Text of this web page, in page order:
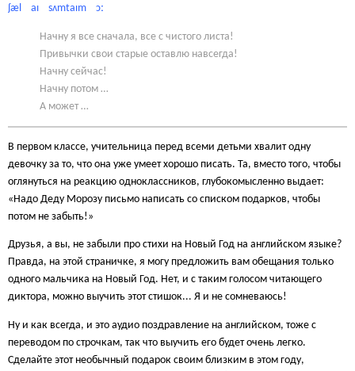
ʃæl aɪ sʌmtaɪm ɔː
Начну я все сначала, все с чистого листа!
Привычки свои старые оставлю навсегда!
Начну сейчас!
Начну потом …
А может …
В первом классе, учительница перед всеми детьми хвалит одну
девочку за то, что она уже умеет хорошо писать. Та, вместо того, чтобы
оглянуться на реакцию одноклассников, глубокомысленно выдает:
«Надо Деду Морозу письмо написать со списком подарков, чтобы
потом не забыть!»
Друзья, а вы, не забыли про стихи на Новый Год на английском языке?
Правда, на этой страничке, я могу предложить вам обещания только
одного мальчика на Новый Год. Нет, и с таким голосом читающего
диктора, можно выучить этот стишок... Я и не сомневаюсь!
Ну и как всегда, и это аудио поздравление на английском, тоже с
переводом по строчкам, так что выучить его будет очень легко.
Сделайте этот необычный подарок своим близким в этом году,